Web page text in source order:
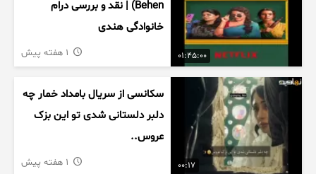
01:45:00
Behen) | نقد و بررسی درام
خانوادگی هندی
00:17
سکانسی از سریال بامداد خمار چه
دلبر دلستانی شدی تو این بزک
عروس..